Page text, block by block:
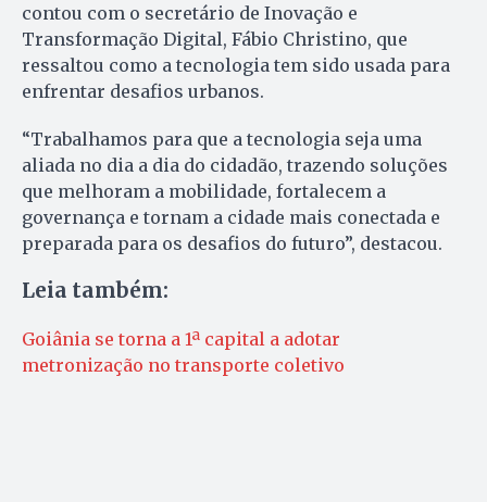
contou com o secretário de Inovação e
Transformação Digital, Fábio Christino, que
ressaltou como a tecnologia tem sido usada para
enfrentar desafios urbanos.
“Trabalhamos para que a tecnologia seja uma
aliada no dia a dia do cidadão, trazendo soluções
que melhoram a mobilidade, fortalecem a
governança e tornam a cidade mais conectada e
preparada para os desafios do futuro”, destacou.
Leia também:
Goiânia se torna a 1ª capital a adotar
metronização no transporte coletivo